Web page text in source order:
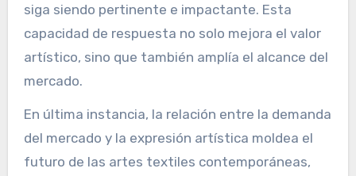
siga siendo pertinente e impactante. Esta
capacidad de respuesta no solo mejora el valor
artístico, sino que también amplía el alcance del
mercado.
En última instancia, la relación entre la demanda
del mercado y la expresión artística moldea el
futuro de las artes textiles contemporáneas,